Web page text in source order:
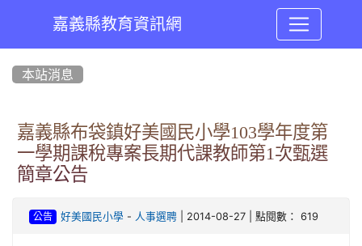
嘉義縣教育資訊網
本站消息
嘉義縣布袋鎮好美國民小學103學年度第
一學期課稅專案長期代課教師第1次甄選
簡章公告
公告 好美國民小學- 人事選聘| 2014-08-27 | 點閱數： 619